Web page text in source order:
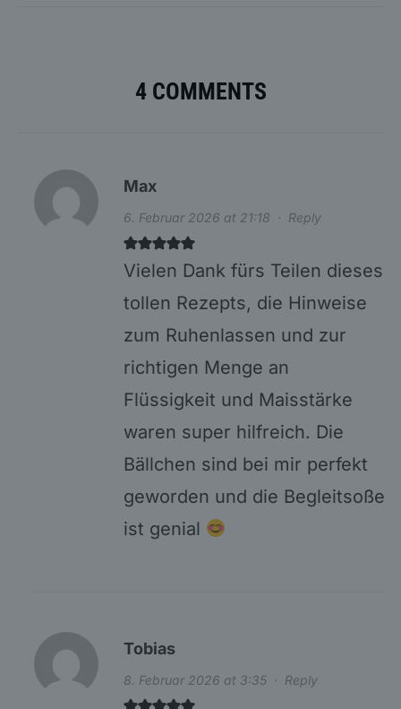
4 COMMENTS
Max
6. Februar 2026 at 21:18 · Reply
Vielen Dank fürs Teilen dieses
tollen Rezepts, die Hinweise
zum Ruhenlassen und zur
richtigen Menge an
Flüssigkeit und Maisstärke
waren super hilfreich. Die
Bällchen sind bei mir perfekt
geworden und die Begleitsoße
ist genial
Tobias
8. Februar 2026 at 3:35· Reply